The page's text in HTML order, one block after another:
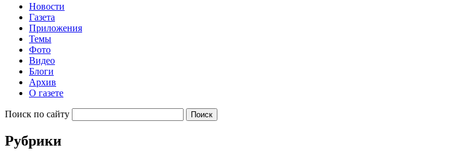
Новости
Газета
Приложения
Темы
Фото
Видео
Блоги
Архив
О газете
Поиск по сайту
Рубрики